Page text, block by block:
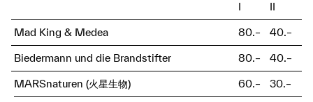
I II
Mad King & Medea 80.– 40.–
Biedermann und die Brandstifter 80.– 40.–
MARSnaturen (火星生物) 60.– 30.–